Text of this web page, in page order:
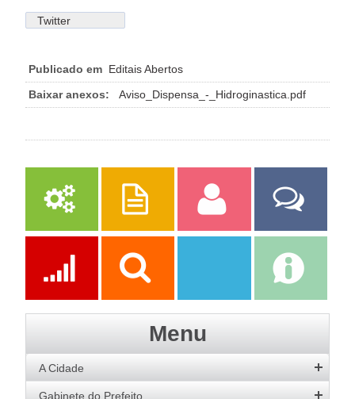
Twitter
Publicado em Editais Abertos
Baixar anexos:
Aviso_Dispensa_-_Hidroginastica.pdf
Serviços Publicações Servidor
Fale Com a
Prefeitura
Menu
A Cidade
História
Gabinete do Prefeito